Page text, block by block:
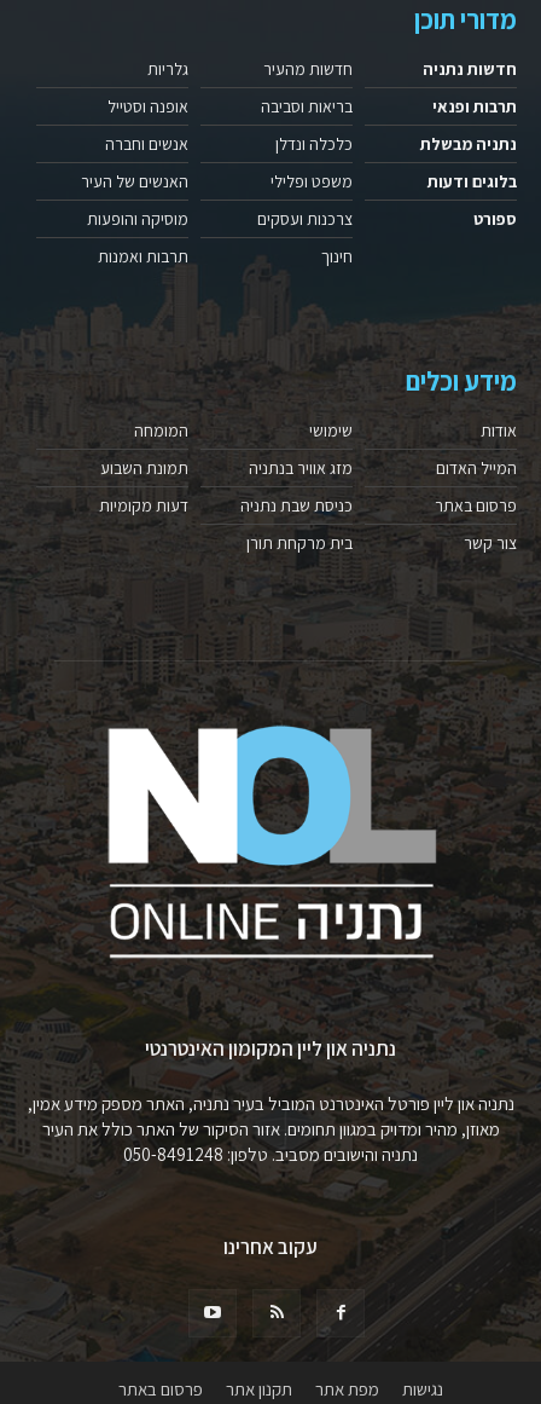
מדורי תוכן
חדשות נתניה
תרבות ופנאי
נתניה מבשלת
בלוגים ודעות
ספורט
חדשות מהעיר
בריאות וסביבה
כלכלה ונדלן
משפט ופלילי
צרכנות ועסקים
חינוך
גלריות
אופנה וסטייל
אנשים וחברה
האנשים של העיר
מוסיקה והופעות
תרבות ואמנות
מידע וכלים
אודות
המייל האדום
פרסום באתר
צור קשר
שימושי
מזג אוויר בנתניה
כניסת שבת נתניה
בית מרקחת תורן
המומחה
תמונת השבוע
דעות מקומיות
נתניה און ליין המקומון האינטרנטי
נתניה און ליין פורטל האינטרנט המוביל בעיר נתניה, האתר מספק מידע אמין,
מאוזן, מהיר ומדויק במגוון תחומים. אזור הסיקור של האתר כולל את העיר
נתניה והישובים מסביב. טלפון: 050-8491248
עקוב אחרינו
נגישות מפת אתר תקנון אתר פרסום באתר